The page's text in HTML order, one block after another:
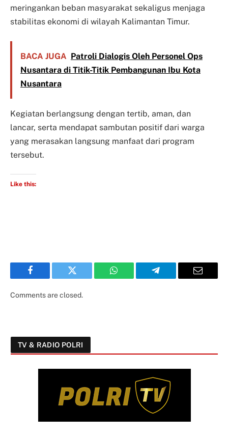
meringankan beban masyarakat sekaligus menjaga
stabilitas ekonomi di wilayah Kalimantan Timur.
BACA JUGA Patroli Dialogis Oleh Personel Ops
Nusantara di Titik-Titik Pembangunan Ibu Kota
Nusantara
Kegiatan berlangsung dengan tertib, aman, dan
lancar, serta mendapat sambutan positif dari warga
yang merasakan langsung manfaat dari program
tersebut.
Like this:
Facebook Twitter WhatsApp Telegram Email
Comments are closed.
TV & RADIO POLRI